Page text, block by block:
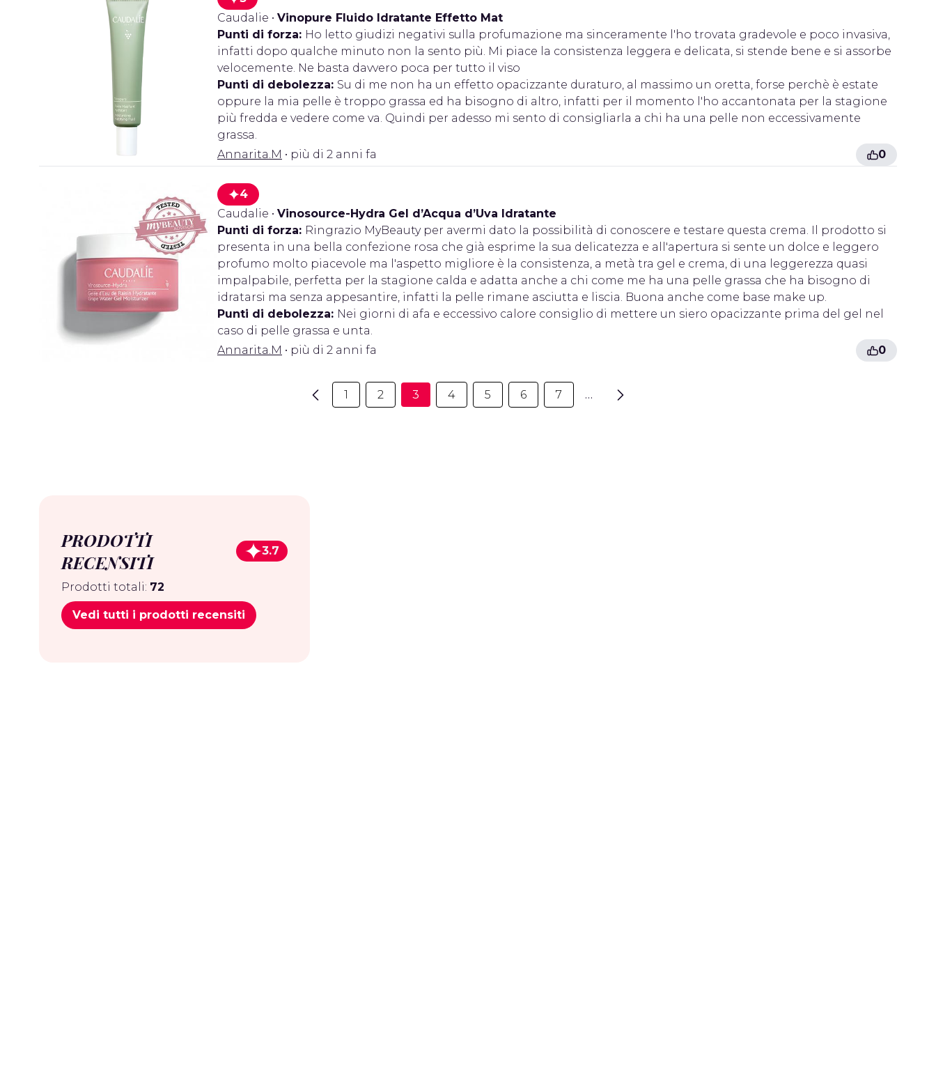
Caudalie • Vinopure Fluido Idratante Effetto Mat
Punti di forza: Ho letto giudizi negativi sulla profumazione ma sinceramente l'ho trovata gradevole e poco invasiva,
infatti dopo qualche minuto non la sento più. Mi piace la consistenza leggera e delicata, si stende bene e si assorbe
velocemente. Ne basta davvero poca per tutto il viso
Punti di debolezza: Su di me non ha un effetto opacizzante duraturo, al massimo un oretta, forse perchè è estate
oppure la mia pelle è troppo grassa ed ha bisogno di altro, infatti per il momento l'ho accantonata per la stagione
più fredda e vedere come va. Quindi per adesso mi sento di consigliarla a chi ha una pelle non eccessivamente
grassa.
Annarita.M • più di 2 anni fa 0
4
Caudalie • Vinosource-Hydra Gel d’Acqua d’Uva Idratante
Punti di forza: Ringrazio MyBeauty per avermi dato la possibilità di conoscere e testare questa crema. Il prodotto si
presenta in una bella confezione rosa che già esprime la sua delicatezza e all'apertura si sente un dolce e leggero
profumo molto piacevole ma l'aspetto migliore è la consistenza, a metà tra gel e crema, di una leggerezza quasi
impalpabile, perfetta per la stagione calda e adatta anche a chi come me ha una pelle grassa che ha bisogno di
idratarsi ma senza appesantire, infatti la pelle rimane asciutta e liscia. Buona anche come base make up.
Punti di debolezza: Nei giorni di afa e eccessivo calore consiglio di mettere un siero opacizzante prima del gel nel
caso di pelle grassa e unta.
Annarita.M • più di 2 anni fa 0
1 2 3 4 5 6 7 …
PRODOTTI
RECENSITI
3.7
Prodotti totali: 72
Vedi tutti i prodotti recensiti